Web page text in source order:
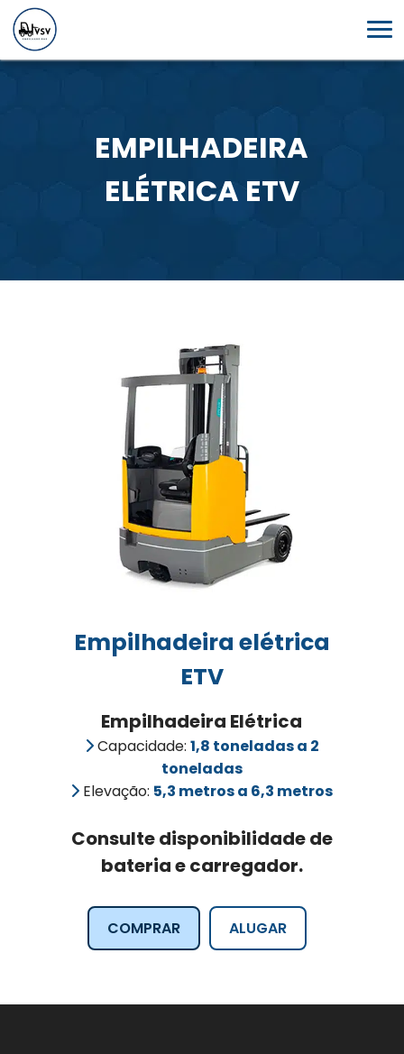
EMPILHADEIRA
ELÉTRICA ETV
Empilhadeira elétrica
ETV
Empilhadeira Elétrica
Capacidade: 1,8 toneladas a 2
toneladas
Elevação: 5,3 metros a 6,3 metros
Consulte disponibilidade de
bateria e carregador.
COMPRAR ALUGAR